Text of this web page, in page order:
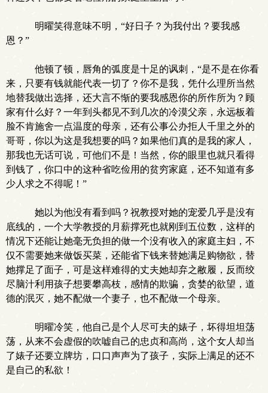
明曜笑得意味不明，“好日子？为我付出？要我感
恩？”
他顿了顿，唇角的弧度是十足的讽刺，“是不是在你看
来，只要有钱就能代表一切了？你不是我，凭什么理所当然
地替我做出选择，还大言不惭的要我感恩你的所作所为？顾
家有什么好？一年到头都见不到几次的冷漠父亲，永远板着
脸不肯施舍一点温度的母亲，还有公事公办拒人千里之外的
哥哥，你以为这是我想要的吗？如果他们真的是我的家人，
那我也无话可说，可他们不是！当然，你的眼里也就只看得
到钱了，你口中的这种省吃俭用的贫穷家庭，还不知道有多
少人求之不得呢！”
她以为他没有看到吗？祝教授对她的宠爱几乎是没有
底线的，一个大学教授的月薪撑死也就刚到五位数，这样的
情况下还能让她毫无负担的做一个没有收入的家庭主妇，不
仅不需要她来做饭买菜，还能省下钱来替她满足购物欲，替
她撑足了面子，可是这样难得的丈夫她却弃之敝履，反而绞
尽脑汁利用孩子想要攀高枝，感情的欺骗，贪婪的欲望，道
德的泯灭，她不配做一个妻子，也不配做一个母亲。
明曜冷笑，他自己是个人尽可夫的婊子，坏得坦坦荡
荡，从来不会虚假的吹嘘自己的忠贞和高尚，这个女人却当
了婊子还要立牌坊，口口声声为了孩子，实际上满足的还不
是自己的私欲！